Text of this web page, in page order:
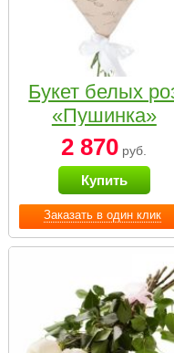
Заказать в один клик
Букет белых
«Пушинка»
2 870 руб.
Купить